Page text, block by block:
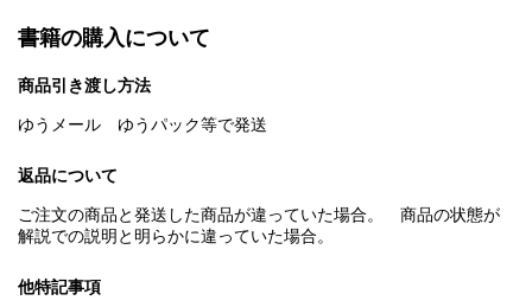
書籍の購入について
商品引き渡し方法
ゆうメール ゆうパック等で発送
返品について
ご注文の商品と発送した商品が違っていた場合。 商品の状態が
解説での説明と明らかに違っていた場合。
他特記事項